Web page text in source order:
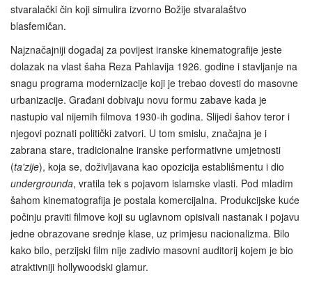
stvaralački čin koji simulira izvorno Božije stvaralaštvo
blasfemičan.
Najznačajniji događaj za povijest iranske kinematografije jeste
dolazak na vlast šaha Reza Pahlavija 1926. godine i stavljanje na
snagu programa modernizacije koji je trebao dovesti do masovne
urbanizacije. Građani dobivaju novu formu zabave kada je
nastupio val nijemih filmova 1930-ih godina. Slijedi šahov teror i
njegovi poznati politički zatvori. U tom smislu, značajna je i
zabrana stare, tradicionalne iranske performativne umjetnosti
(ta'zije), koja se, doživljavana kao opozicija establišmentu i dio
undergrounda, vratila tek s pojavom islamske vlasti. Pod mladim
šahom kinematografija je postala komercijalna. Produkcijske kuće
počinju praviti filmove koji su uglavnom opisivali nastanak i pojavu
jedne obrazovane srednje klase, uz primjesu nacionalizma. Bilo
kako bilo, perzijski film nije zadivio masovni auditorij kojem je bio
atraktivniji hollywoodski glamur.